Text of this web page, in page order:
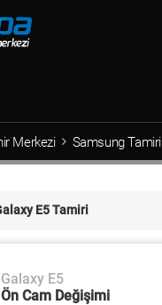
Merkezi Samsung Tamiri
E5 Tamiri
Galaxy E5
Ön Cam Değişimi